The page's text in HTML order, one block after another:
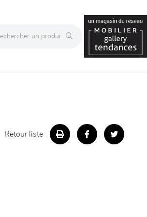
Retour liste